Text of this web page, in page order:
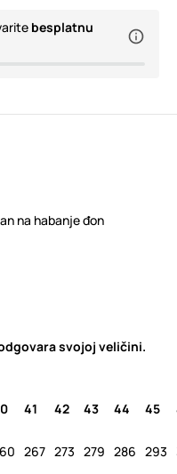
besplatnu
na habanje đon
svojoj veličini.
41 42 43 44 45
267 273 279 286 293